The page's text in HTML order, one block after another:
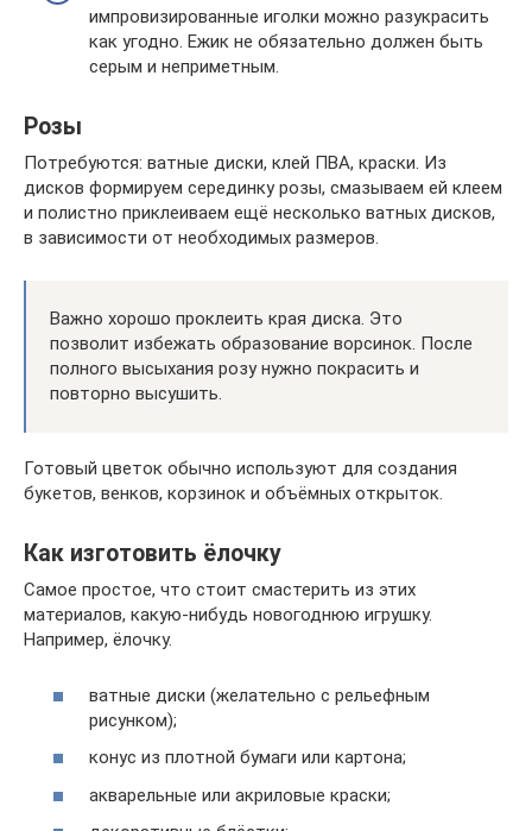
импровизированные иголки можно разукрасить
как угодно. Ежик не обязательно должен быть
серым и неприметным.
Розы
Потребуются: ватные диски, клей ПВА, краски. Из
дисков формируем серединку розы, смазываем ей клеем
и полистно приклеиваем ещё несколько ватных дисков,
в зависимости от необходимых размеров.
Важно хорошо проклеить края диска. Это
позволит избежать образование ворсинок. После
полного высыхания розу нужно покрасить и
повторно высушить.
Готовый цветок обычно используют для создания
букетов, венков, корзинок и объёмных открыток.
Как изготовить ёлочку
Самое простое, что стоит смастерить из этих
материалов, какую-нибудь новогоднюю игрушку.
Например, ёлочку.
ватные диски (желательно с рельефным
рисунком);
конус из плотной бумаги или картона;
акварельные или акриловые краски;